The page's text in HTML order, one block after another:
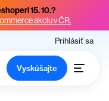
15. 10.?
akciu v ČR.
Prihlásiť sa
Vyskúšajte